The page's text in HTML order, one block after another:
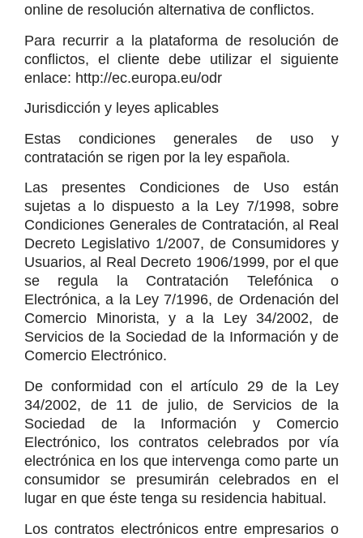
online de resolución alternativa de conflictos.
Para recurrir a la plataforma de resolución de
conflictos, el cliente debe utilizar el siguiente
enlace: http://ec.europa.eu/odr
Jurisdicción y leyes aplicables
Estas condiciones generales de uso y
contratación se rigen por la ley española.
Las presentes Condiciones de Uso están
sujetas a lo dispuesto a la Ley 7/1998, sobre
Condiciones Generales de Contratación, al Real
Decreto Legislativo 1/2007, de Consumidores y
Usuarios, al Real Decreto 1906/1999, por el que
se regula la Contratación Telefónica o
Electrónica, a la Ley 7/1996, de Ordenación del
Comercio Minorista, y a la Ley 34/2002, de
Servicios de la Sociedad de la Información y de
Comercio Electrónico.
De conformidad con el artículo 29 de la Ley
34/2002, de 11 de julio, de Servicios de la
Sociedad de la Información y Comercio
Electrónico, los contratos celebrados por vía
electrónica en los que intervenga como parte un
consumidor se presumirán celebrados en el
lugar en que éste tenga su residencia habitual.
Los contratos electrónicos entre empresarios o